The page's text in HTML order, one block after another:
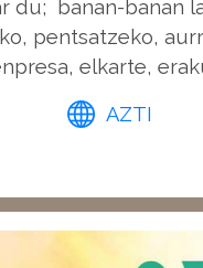
du; banan-banan
pentsatzeko,
elkarte,
AZTI